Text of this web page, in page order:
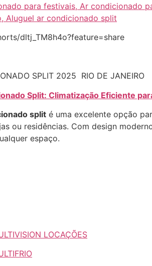
para festivais, Ar condicionado
Aluguel ar condicionado split
dltj_TM8h4o?feature=share
SPLIT 2025 RIO DE JANEIRO
Split: Climatização Eficiente
split é uma excelente opção
ou residências. Com design
espaço.
LOCAÇÕES